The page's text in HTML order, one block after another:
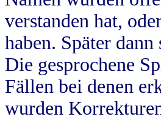
verstanden hat,
haben. Später
Die gesprochene
Fällen bei denen
wurden